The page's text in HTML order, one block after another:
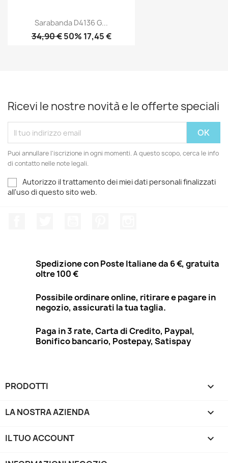
Sarabanda D4136 G...
34,90 €50% 17,45 €
Ricevi le nostre novità e le offerte speciali
Puoi annullare l'iscrizione in ogni momenti. A questo scopo, cerca le info
di contatto nelle note legali.
Autorizzo il trattamento dei miei dati personali finalizzati
all'uso di questo sito web.
Spedizione con Poste Italiane da 6 €, gratuita
oltre 100 €
Possibile ordinare online, ritirare e pagare in
negozio, assicurati la tua taglia.
Paga in 3 rate, Carta di Credito, Paypal,
Bonifico bancario, Postepay, Satispay
PRODOTTI 
LA NOSTRA AZIENDA 
IL TUO ACCOUNT 